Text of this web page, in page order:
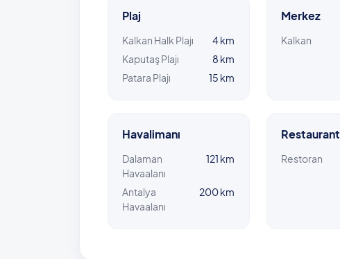
Plaj
Kalkan Halk Plajı
4 km
Kaputaş Plajı
8 km
Patara Plajı
15 km
Merkez
Kalkan
Havalimanı
Dalaman
Havaalanı
121 km
Antalya
Havaalanı
200 km
Restaurant
Restoran